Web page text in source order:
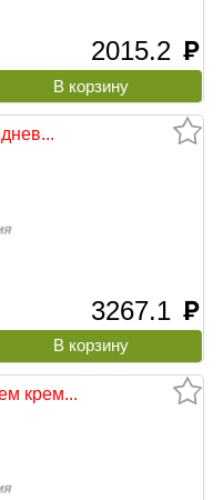
2015.2 руб
3267.1 руб
крем...